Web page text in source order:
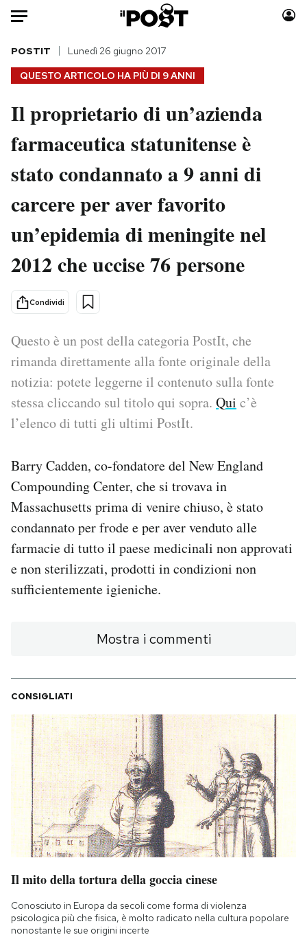
Auto
HOME
Italia
Politica
Tecnologia
Scienza
Cultura
Sport
Moda
Consumismi
Storie/Idee
Media
Europa
Mondiali calcio 2026
PODCAST
NEWSLETTER
I MIEI PREFERITI
SHOP
CALENDARIO
Area Personale
Regala il Post
Esci
QUESTO ARTICOLO HA PIÙ DI 9 ANNI
POSTIT Lunedì 26 giugno 2017
Il proprietario di un’azienda
farmaceutica statunitense è
stato condannato a 9 anni di
carcere per aver favorito
un’epidemia di meningite nel
2012 che uccise 76 persone
Condividi
Questo è un post della categoria PostIt, che
rimanda direttamente alla fonte originale della
notizia: potete leggerne il contenuto sulla fonte
stessa cliccando sul titolo qui sopra. Qui c’è
l’elenco di tutti gli ultimi PostIt.
Barry Cadden, co-fondatore del New England
Compounding Center, che si trovava in
Massachusetts prima di venire chiuso, è stato
condannato per frode e per aver venduto alle
farmacie di tutto il paese medicinali non approvati
e non sterilizzati, prodotti in condizioni non
sufficientemente igieniche.
Mostra i commenti
CONSIGLIATI
Il mito della tortura della goccia cinese
Conosciuto in Europa da secoli come forma di violenza
psicologica più che fisica, è molto radicato nella cultura popolare
nonostante le sue origini incerte